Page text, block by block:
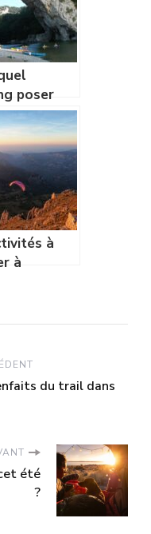
poser
lors
séjour
gorges
à
à
du trail dans
été
?